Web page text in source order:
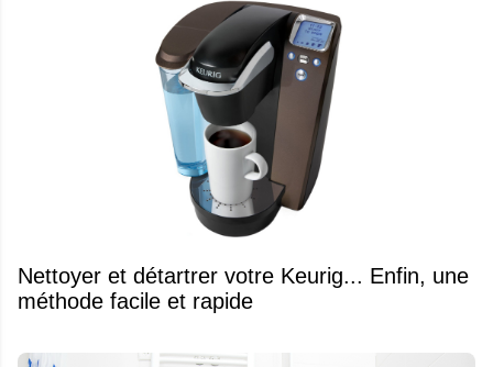
Nettoyer et détartrer votre Keurig... Enfin, une
méthode facile et rapide